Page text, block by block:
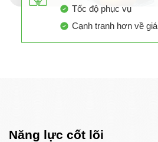
Tốc độ phục vụ
Cạnh tranh hơn về giá
Năng lực cốt lõi